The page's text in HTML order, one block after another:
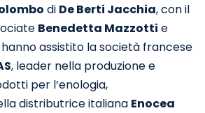
di De Berti Jacchia, con il
Benedetta Mazzotti e
hanno assistito la società francese
, leader nella produzione e
per l’enologia,
distributrice italiana Enocea